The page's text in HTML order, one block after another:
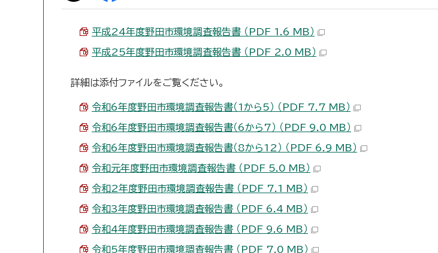
平成24年度野田市環境調査報告書 （PDF 1.6 MB）
平成25年度野田市環境調査報告書 （PDF 2.0 MB）
詳細は添付ファイルをご覧ください。
令和6年度野田市環境調査報告書（1から5） （PDF 7.7 MB）
令和6年度野田市環境調査報告書（6から7） （PDF 9.0 MB）
令和6年度野田市環境調査報告書（8から12） （PDF 6.9 MB）
令和元年度野田市環境調査報告書 （PDF 5.0 MB）
令和2年度野田市環境調査報告書 （PDF 7.1 MB）
令和3年度野田市環境調査報告書 （PDF 6.4 MB）
令和4年度野田市環境調査報告書 （PDF 9.6 MB）
令和5年度野田市環境調査報告書 （PDF 7.0 MB）